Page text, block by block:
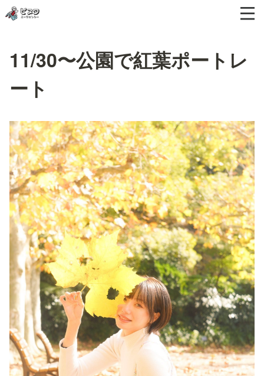
11/30〜公園で紅葉ポートレ
ート